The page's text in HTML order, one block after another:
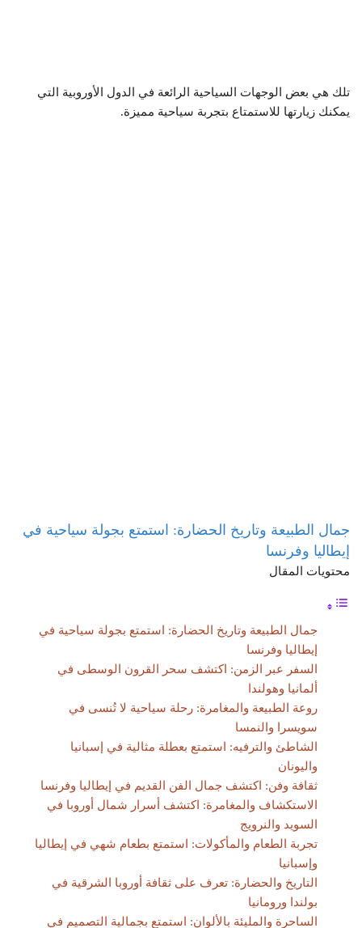
تلك هي بعض الوجهات السياحية الرائعة في الدول الأوروبية التي
يمكنك زيارتها للاستمتاع بتجربة سياحية مميزة.
جمال الطبيعة وتاريخ الحضارة: استمتع بجولة سياحية في
إيطاليا وفرنسا
محتويات المقال
جمال الطبيعة وتاريخ الحضارة: استمتع بجولة سياحية في
إيطاليا وفرنسا
السفر عبر الزمن: اكتشف سحر القرون الوسطى في
ألمانيا وهولندا
روعة الطبيعة والمغامرة: رحلة سياحية لا تُنسى في
سويسرا والنمسا
الشاطئ والترفيه: استمتع بعطلة مثالية في إسبانيا
واليونان
ثقافة وفن: اكتشف جمال الفن القديم في إيطاليا وفرنسا
الاستكشاف والمغامرة: اكتشف أسرار شمال أوروبا في
السويد والنرويج
تجربة الطعام والمأكولات: استمتع بطعام شهي في إيطاليا
وإسبانيا
التاريخ والحضارة: تعرف على ثقافة أوروبا الشرقية في
بولندا ورومانيا
الساحرة والمليئة بالألوان: استمتع بجمالية التصميم في